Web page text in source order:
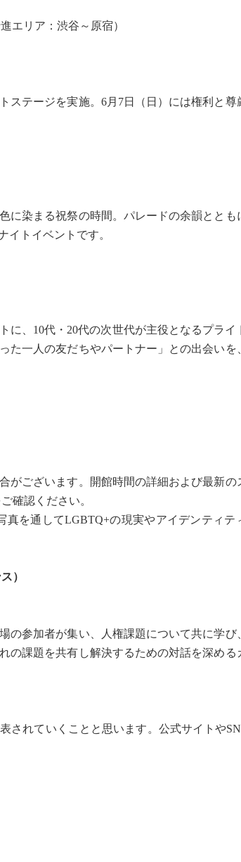
エリア：渋谷～原宿）
ステージを実施。6月7日（日）には権利と尊
に染まる祝祭の時間。パレードの余韻ととも
イトイベントです。
に、10代・20代の次世代が主役となるプラ
た一人の友だちやパートナー」との出会いを
ございます。開館時間の詳細および最新の
確認ください。
を通してLGBTQ+の現実やアイデンティテ
）
参加者が集い、人権課題について共に学び
の課題を共有し解決するための対話を深める
れていくことと思います。公式サイトや